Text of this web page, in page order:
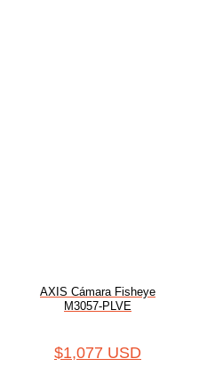
AXIS Cámara Fisheye
M3057-PLVE
$1,077 USD